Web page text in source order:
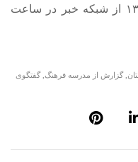
این برنامه در تاریخ دهم شهریور ۱۳۹۵ از شبکه خبر در ساعت
گزارش از مدرسه فرهنگ گفتگوی